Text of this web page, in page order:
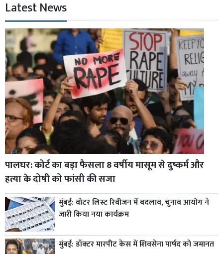
Latest News
पालघर: कोर्ट का बड़ा फैसला 8 वर्षीय मासूम से दुष्कर्म और
हत्या के दोषी को फांसी की सजा
मुंबई: वोटर लिस्ट रिवीजन में बदलाव, चुनाव आयोग ने
जारी किया नया कार्यक्रम
मुंबई: डॉक्टर मारपीट केस में शिवसेना पार्षद को जमानत